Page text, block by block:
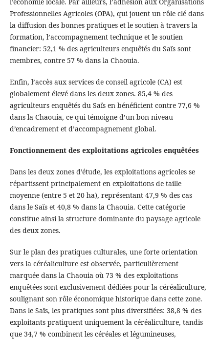
Professionnelles Agricoles (OPA), qui jouent un rôle clé dans
la diffusion des bonnes pratiques et le soutien à travers la
formation, l’accompagnement technique et le soutien
financier: 52,1 % des agriculteurs enquêtés du Saïs sont
membres, contre 57 % dans la Chaouia.
Enfin, l’accès aux services de conseil agricole (CA) est
globalement élevé dans les deux zones. 85,4 % des
agriculteurs enquêtés du Saïs en bénéficient contre 77,6 %
dans la Chaouia, ce qui témoigne d’un bon niveau
d’encadrement et d’accompagnement global.
Fonctionnement des exploitations agricoles enquêtées
Dans les deux zones d’étude, les exploitations agricoles se
répartissent principalement en exploitations de taille
moyenne (entre 5 et 20 ha), représentant 47,9 % des cas
dans le Saïs et 40,8 % dans la Chaouia. Cette catégorie
constitue ainsi la structure dominante du paysage agricole
des deux zones.
Sur le plan des pratiques culturales, une forte orientation
vers la céréaliculture est observée, particulièrement
marquée dans la Chaouia où 73 % des exploitations
enquêtées sont exclusivement dédiées pour la céréaliculture,
soulignant son rôle économique historique dans cette zone.
Dans le Saïs, les pratiques sont plus diversifiées: 38,8 % des
exploitants pratiquent uniquement la céréaliculture, tandis
que 34,7 % combinent les céréales et légumineuses,